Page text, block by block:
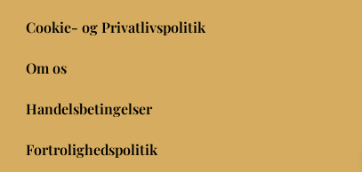
Cookie- og Privatlivspolitik
Om os
Handelsbetingelser
Fortrolighedspolitik